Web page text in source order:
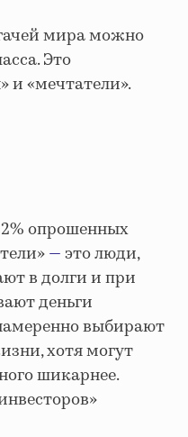
мира можно
Это
и «мечтатели».
опрошенных
—это люди,
в долги и при
деньги
выбирают
хотя могут
шикарнее.